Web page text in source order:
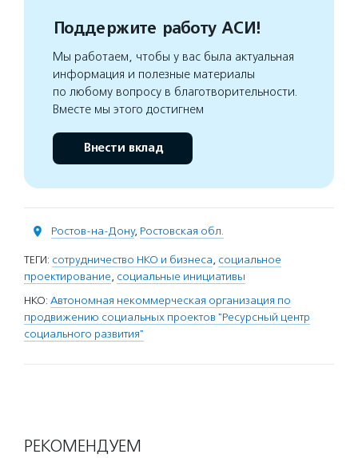
Поддержите работу АСИ!
Мы работаем, чтобы у вас была актуальная
информация и полезные материалы
по любому вопросу в благотворительности.
Вместе мы этого достигнем
Внести вклад
Ростов-на-Дону, Ростовская обл.
ТЕГИ: сотрудничество НКО и бизнеса, социальное
проектирование, социальные инициативы
НКО: Автономная некоммерческая организация по
продвижению социальных проектов "Ресурсный центр
социального развития"
РЕКОМЕНДУЕМ